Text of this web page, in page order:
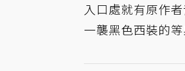
入口處就有原作
一襲黑色西裝的